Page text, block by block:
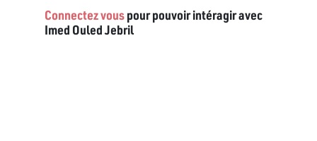
Connectez vouspour pouvoir intéragir avec
Imed Ouled Jebril